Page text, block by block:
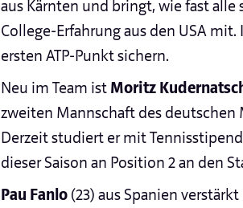
aus Kärnten und bringt, wie fast
College-Erfahrung aus den USA
ersten ATP-Punkt sichern.
Neu im Team ist Moritz
zweiten Mannschaft des deutschen
Derzeit studiert er mit
dieser Saison an Position 2 an den
Pau Fanlo (23) aus Spanien